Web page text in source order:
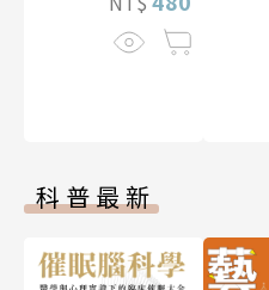
科普最新